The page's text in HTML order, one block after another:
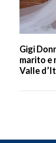
Gigi
marito e
Valle